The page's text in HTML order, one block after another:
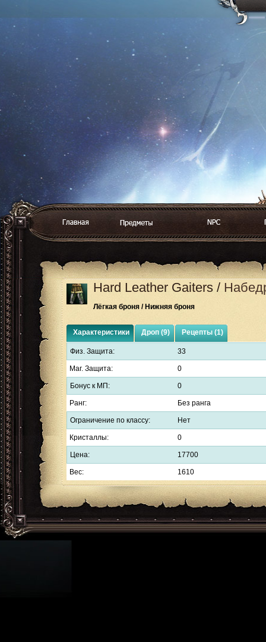
Hard Leather Gaiters /
Лёгкая броня / Нижняя броня
Характеристики Дроп (9) Рецепты (1)
Физ. Защита: 33
Маг. Защита: 0
Бонус к МП: 0
Ранг: Без ранга
Ограничение по классу: Нет
Кристаллы: 0
Цена: 17700
Вес: 1610